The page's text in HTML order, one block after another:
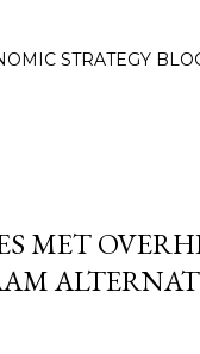
STRATEGY
MET